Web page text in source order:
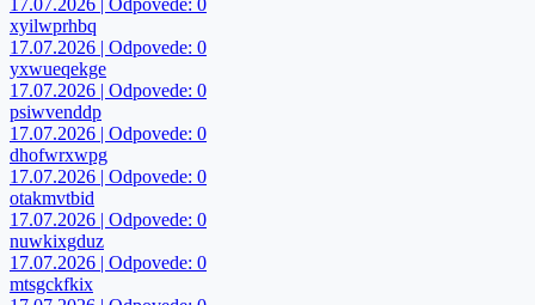
17.07.2026 | Odpovede: 0
xyilwprhbq
17.07.2026 | Odpovede: 0
yxwueqekge
17.07.2026 | Odpovede: 0
psiwvenddp
17.07.2026 | Odpovede: 0
dhofwrxwpg
17.07.2026 | Odpovede: 0
otakmvtbid
17.07.2026 | Odpovede: 0
nuwkixgduz
17.07.2026 | Odpovede: 0
mtsgckfkix